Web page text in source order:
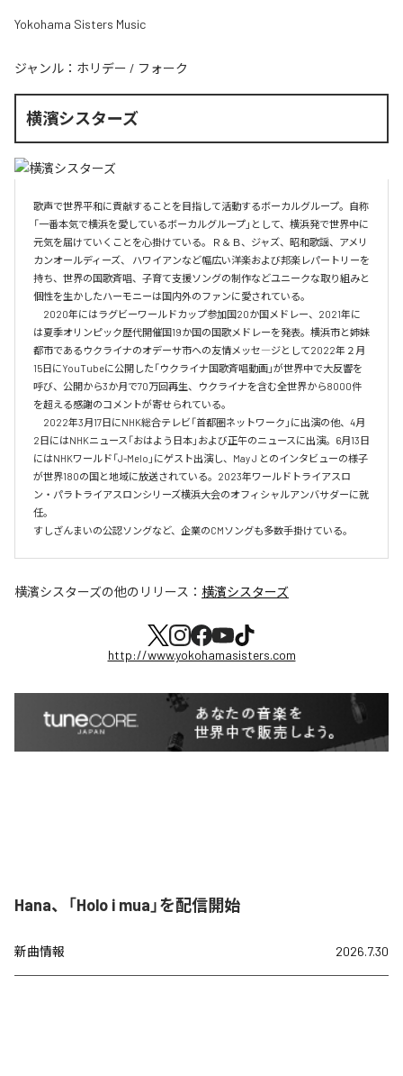
Yokohama Sisters Music
ジャンル： ホリデー / フォーク
横濱シスターズ
歌声で世界平和に貢献することを目指して活動するボーカルグループ。自称
「一番本気で横浜を愛しているボーカルグループ」として、横浜発で世界中に
元気を届けていくことを心掛けている。Ｒ＆Ｂ、ジャズ、昭和歌謡、アメリ
カンオールディーズ、 ハワイアンなど幅広い洋楽および邦楽レパートリーを
持ち、世界の国歌斉唱、子育て支援ソングの制作などユニークな取り組みと
個性を生かしたハーモニーは国内外のファンに愛されている。
2020年にはラグビーワールドカップ参加国20か国メドレー、2021年に
は夏季オリンピック歴代開催国19か国の国歌メドレーを発表。横浜市と姉妹
都市であるウクライナのオデーサ市への友情メッセ―ジとして2022年２月
15日にYouTubeに公開した「ウクライナ国歌斉唱動画」が世界中で大反響を
呼び、公開から3か月で70万回再生、ウクライナを含む全世界から8000件
を超える感謝のコメントが寄せられている。
2022年3月17日にNHK総合テレビ「首都圏ネットワーク」に出演の他、4月
2日にはNHKニュース「おはよう日本」および正午のニュースに出演。6月13日
にはNHKワールド「J-Melo」にゲスト出演し、May J とのインタビューの様子
が世界180の国と地域に放送されている。2023年ワールドトライアスロ
ン・パラトライアスロンシリーズ横浜大会のオフィシャルアンバサダーに就
任。
すしざんまいの公認ソングなど、企業のCMソングも多数手掛けている。
横濱シスターズの他のリリース： 横濱シスターズ
http://www.yokohamasisters.com
Hana、「Holo i mua」を配信開始
新曲情報 2026.7.30